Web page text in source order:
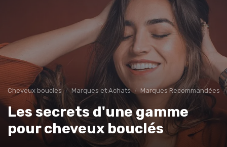
Cheveux boucles Marques et Achats Marques Recommandées
Les secrets d'une gamme
pour cheveux bouclés